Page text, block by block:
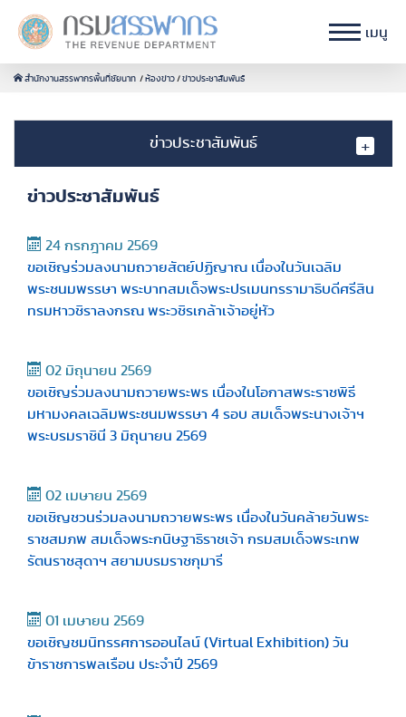
เมนู
สำนักงานสรรพากรพื้นที่ชัยนาท ห้องข่าว ข่าวประชาสัมพันธ์
ข่าวประชาสัมพันธ์
ข่าวประชาสัมพันธ์
24 กรกฎาคม 2569
ขอเชิญร่วมลงนามถวายสัตย์ปฏิญาณ เนื่องในวันเฉลิม
พระชนมพรรษา พระบาทสมเด็จพระปรเมนทรรามาธิบดีศรีสิน
ทรมหาวชิราลงกรณ พระวชิรเกล้าเจ้าอยู่หัว
02 มิถุนายน 2569
ขอเชิญร่วมลงนามถวายพระพร เนื่องในโอกาสพระราชพิธี
มหามงคลเฉลิมพระชนมพรรษา 4 รอบ สมเด็จพระนางเจ้าฯ
พระบรมราชินี 3 มิถุนายน 2569
02 เมษายน 2569
ขอเชิญชวนร่วมลงนามถวายพระพร เนื่องในวันคล้ายวันพระ
ราชสมภพ สมเด็จพระกนิษฐาธิราชเจ้า กรมสมเด็จพระเทพ
รัตนราชสุดาฯ สยามบรมราชกุมารี
01 เมษายน 2569
ขอเชิญชมนิทรรศการออนไลน์ (Virtual Exhibition) วัน
ข้าราชการพลเรือน ประจำปี 2569